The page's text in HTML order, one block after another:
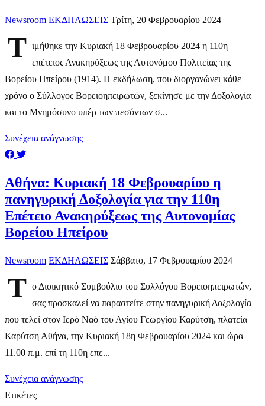
Newsroom ΕΚΔΗΛΩΣΕΙΣ Τρίτη, 20 Φεβρουαρίου 2024
Τ ιμήθηκε την Κυριακή 18 Φεβρουαρίου 2024 η 110η
επέτειος Ανακηρύξεως της Αυτονόμου Πολιτείας της
Βορείου Ηπείρου (1914). Η εκδήλωση, που διοργανώνει κάθε
χρόνο ο Σύλλογος Βορειοηπειρωτών, ξεκίνησε με την Δοξολογία
και το Μνημόσυνο υπέρ των πεσόντων σ...
Συνέχεια ανάγνωσης
Αθήνα: Κυριακή 18 Φεβρουαρίου η
πανηγυρική Δοξολογία για την 110η
Επέτειο Ανακηρύξεως της Αυτονομίας
Βορείου Ηπείρου
Newsroom ΕΚΔΗΛΩΣΕΙΣ Σάββατο, 17 Φεβρουαρίου 2024
Τ ο Διοικητικό Συμβούλιο του Συλλόγου Βορειοηπειρωτών,
σας προσκαλεί να παραστείτε στην πανηγυρική Δοξολογία
που τελεί στον Ιερό Ναό του Αγίου Γεωργίου Καρύτση, πλατεία
Καρύτση Αθήνα, την Κυριακή 18η Φεβρουαρίου 2024 και ώρα
11.00 π.μ. επί τη 110η επε...
Συνέχεια ανάγνωσης
Ετικέτες